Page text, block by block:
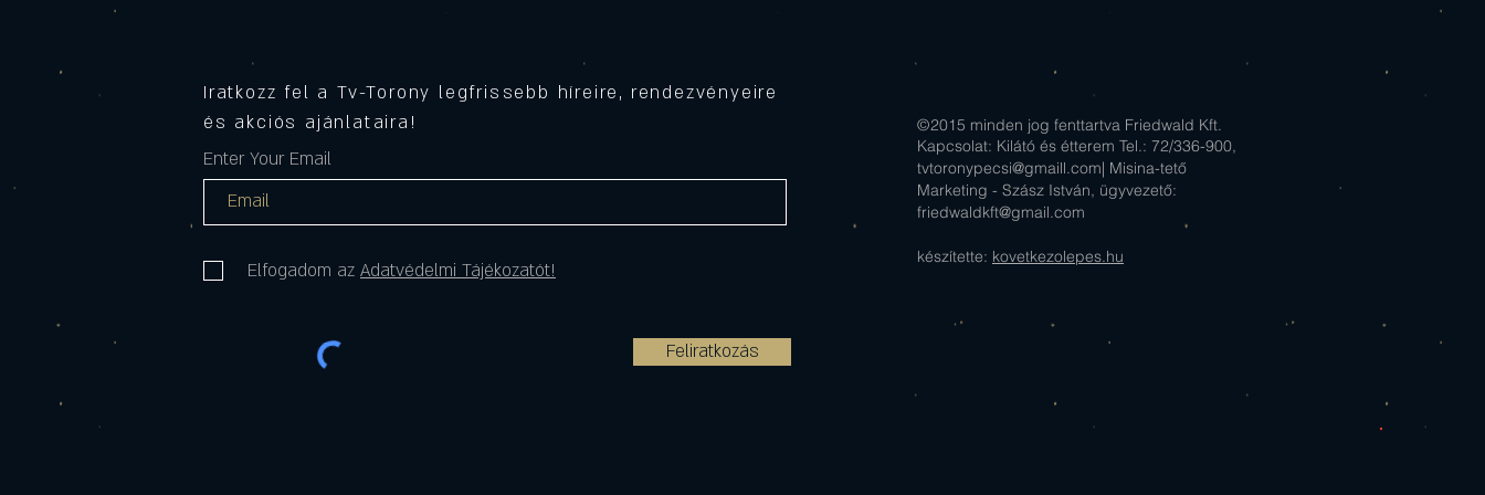
Iratkozz fel a Tv-Torony legfrissebb híreire, rendezvényeire
és akciós ajánlataira!
Enter Your Email
Elfogadom az Adatvédelmi Tájékozatót!
Feliratkozás
©2015 minden jog fenttartva Friedwald Kft.
Kapcsolat: Kilátó és étterem Tel.: 72/336-900,
tvtoronypecsi@gmaill.com| Misina-tető
Marketing - Szász István, ügyvezető:
friedwaldkft@gmail.com
készítette: kovetkezolepes.hu